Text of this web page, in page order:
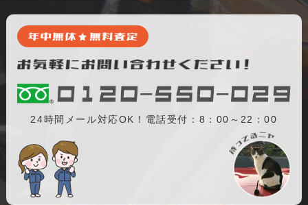
24時間メール対応OK！電話受付：8：00～22：00